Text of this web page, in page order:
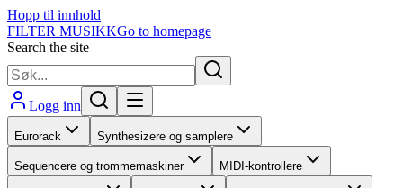
Hopp til innhold
FILTER MUSIKKGo to homepage
Search the site
Logg inn
Eurorack Synthesizere og samplere
Sequencere og trommemaskiner MIDI-kontrollere